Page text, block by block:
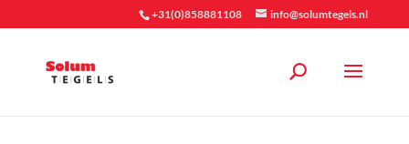
+31(0)858881108 info@solumtegels.nl